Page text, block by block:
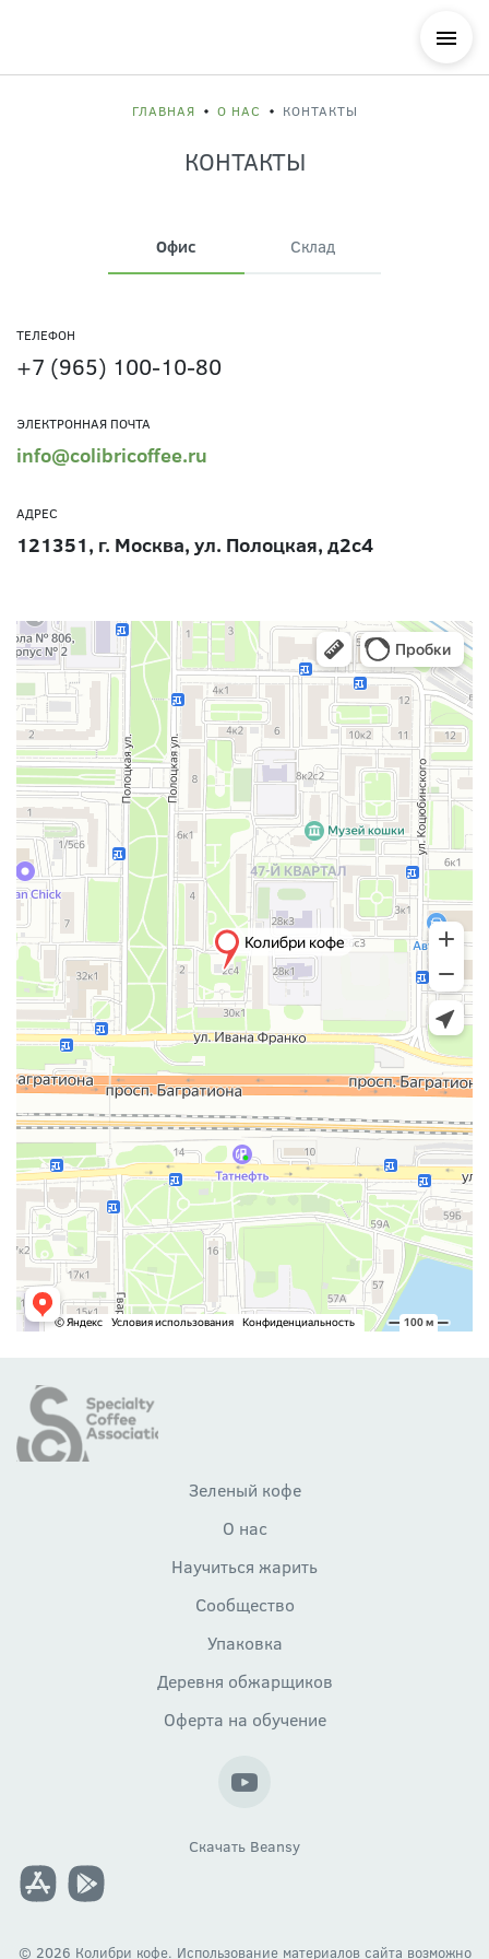
ГЛАВНАЯ О НАС КОНТАКТЫ
КОНТАКТЫ
Офис Склад
ТЕЛЕФОН
+7 (965) 100-10-80
ЭЛЕКТРОННАЯ ПОЧТА
info@colibricoffee.ru
АДРЕС
121351, г. Москва, ул. Полоцкая, д2с4
Зеленый кофе
О нас
Научиться жарить
Сообщество
Упаковка
Деревня обжарщиков
Оферта на обучение
Скачать Beansy
© 2026 Колибри кофе. Использование материалов сайта возможно